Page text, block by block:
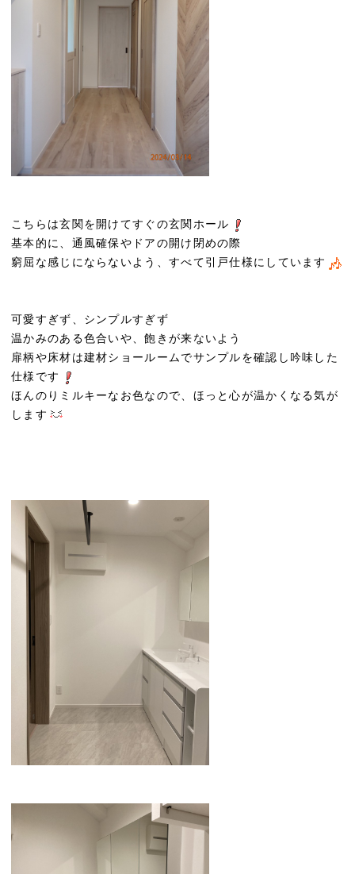
こちらは玄関を開けてすぐの玄関ホール
基本的に、通風確保やドアの開け閉めの際
窮屈な感じにならないよう、すべて引戸仕様にしています
可愛すぎず、シンプルすぎず
温かみのある色合いや、飽きが来ないよう
扉柄や床材は建材ショールームでサンプルを確認し吟味した
仕様です
ほんのりミルキーなお色なので、ほっと心が温かくなる気が
します